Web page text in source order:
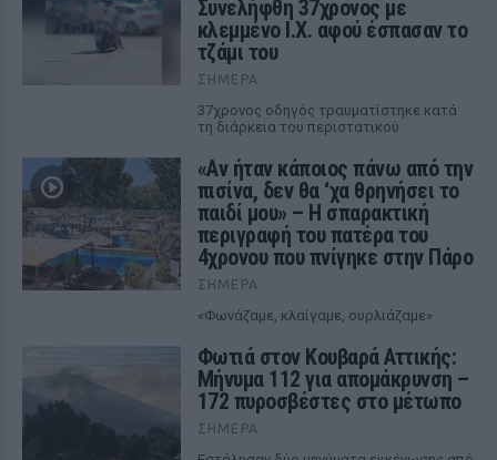
Συνελήφθη 37χρονος με
κλεμμένο Ι.Χ. αφού έσπασαν το
τζάμι του
ΣΉΜΕΡΑ
37χρονος οδηγός τραυματίστηκε κατά
τη διάρκεια του περιστατικού
«Αν ήταν κάποιος πάνω από την
πισίνα, δεν θα ‘χα θρηνήσει το
παιδί μου» – Η σπαρακτική
περιγραφή του πατέρα του
4χρονου που πνίγηκε στην Πάρο
ΣΉΜΕΡΑ
«Φωνάζαμε, κλαίγαμε, ουρλιάζαμε»
Φωτιά στον Κουβαρά Αττικής:
Μήνυμα 112 για απομάκρυνση –
172 πυροσβέστες στο μέτωπο
ΣΉΜΕΡΑ